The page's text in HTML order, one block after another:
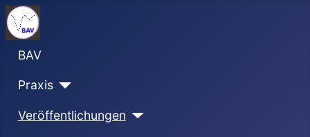
BAV
Praxis
Veröffentlichungen